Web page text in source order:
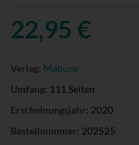
22,95 €
Verlag: Mabuse
Umfang: 111 Seiten
Erscheinungsjahr: 2020
Bestellnummer: 202525